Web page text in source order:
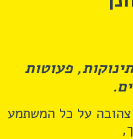
פעוטות
על כל המשתמע